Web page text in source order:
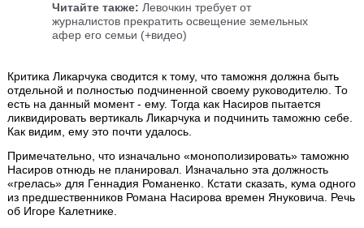
Читайте также: Левочкин требует от
журналистов прекратить освещение земельных
афер его семьи (+видео)
Критика Ликарчука сводится к тому, что таможня должна быть
отдельной и полностью подчиненной своему руководителю. То
есть на данный момент - ему. Тогда как Насиров пытается
ликвидировать вертикаль Ликарчука и подчинить таможню себе.
Как видим, ему это почти удалось.
Примечательно, что изначально «монополизировать» таможню
Насиров отнюдь не планировал. Изначально эта должность
«грелась» для Геннадия Романенко. Кстати сказать, кума одного
из предшественников Романа Насирова времен Януковича. Речь
об Игоре Калетнике.